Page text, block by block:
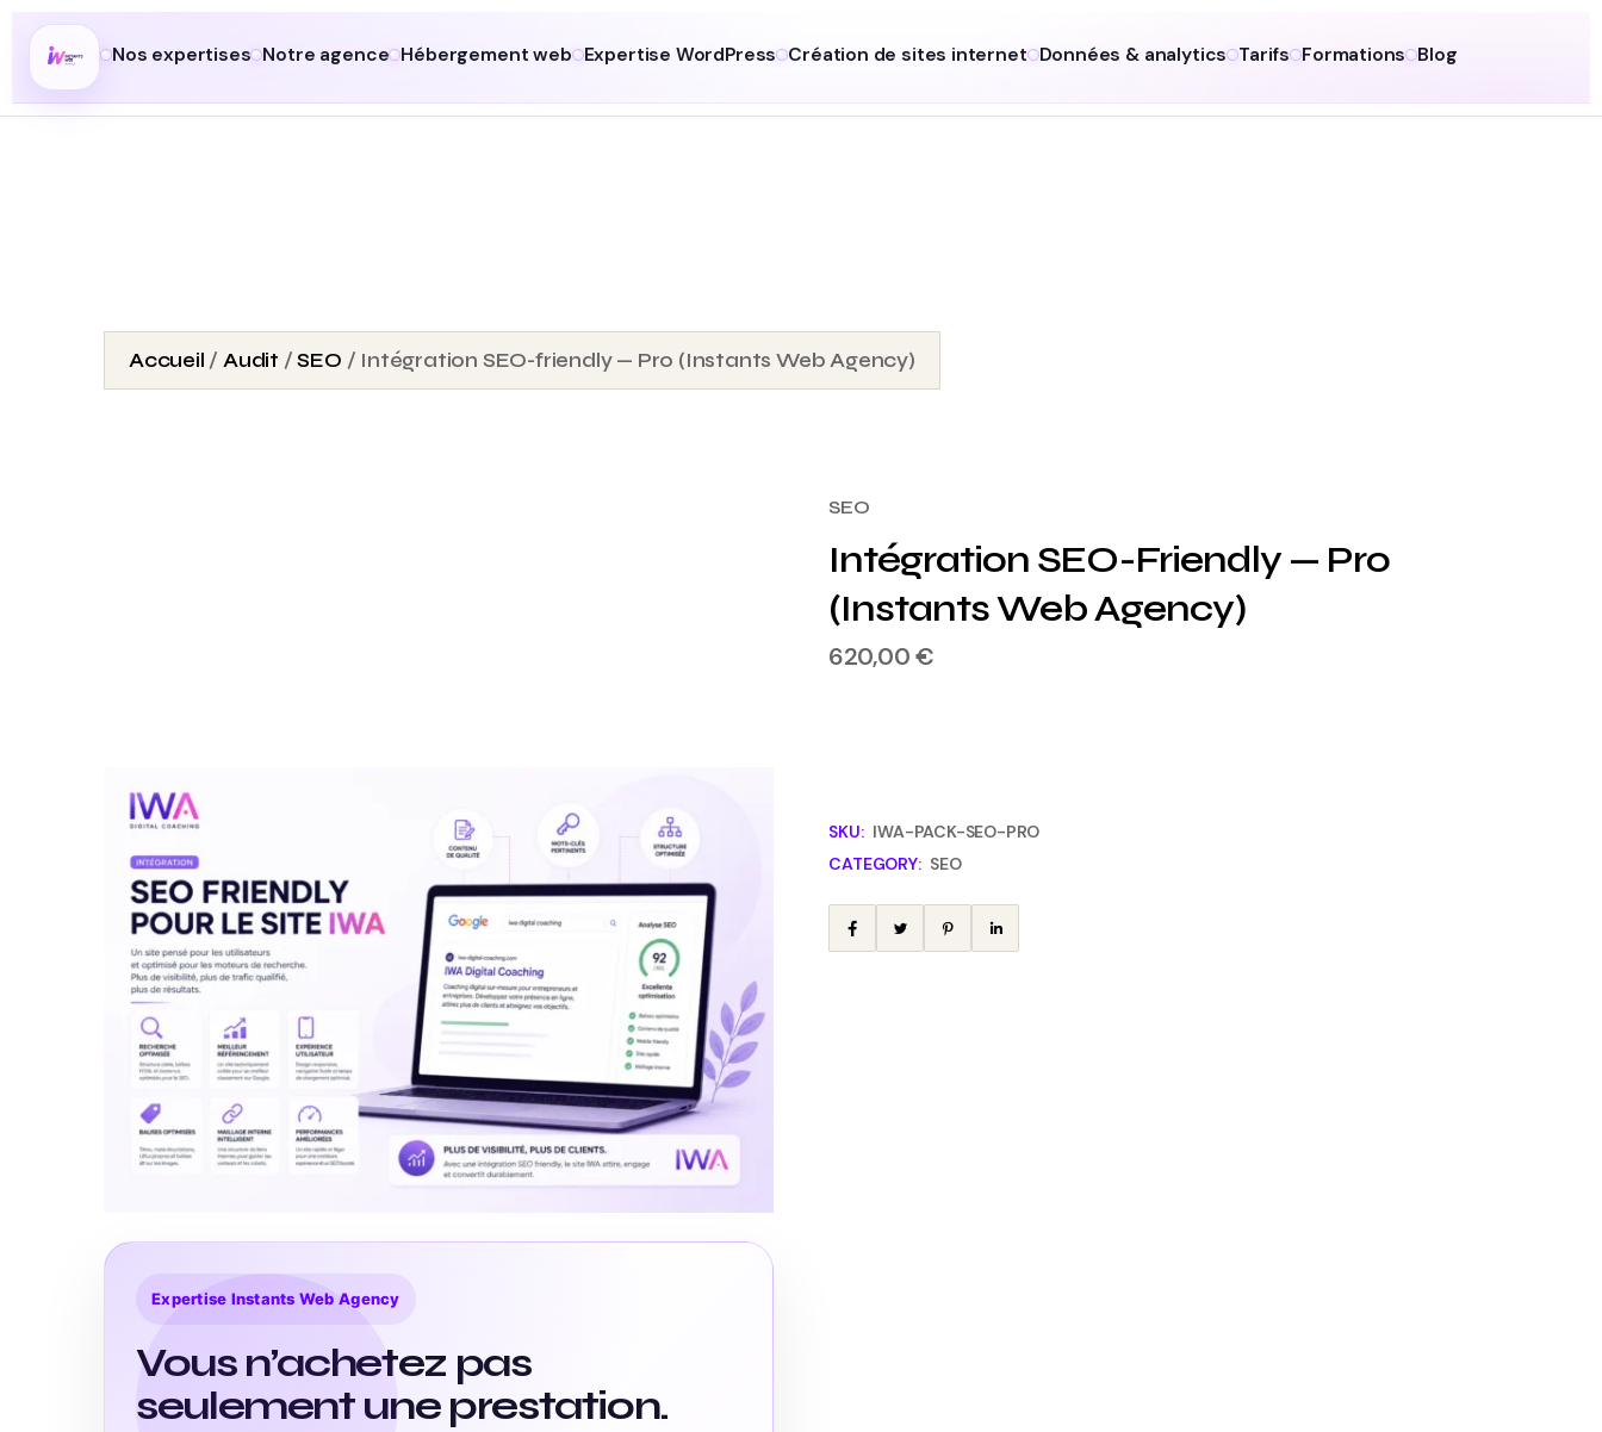
Nos expertises Notre agence Hébergement web Expertise WordPress Création de sites internet Données & analytics Tarifs Formations Blog
Accueil /Audit /SEO / Intégration SEO-friendly — Pro (Instants Web Agency)
Expertise Instants Web Agency
Vous n’achetez pas
seulement une prestation.
SEO
Intégration SEO-Friendly — Pro
(Instants Web Agency)
620,00€
SKU: IWA-PACK-SEO-PRO
CATEGORY: SEO